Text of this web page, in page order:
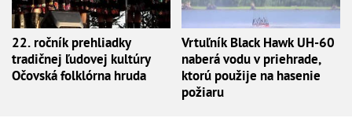
22. ročník prehliadky
tradičnej ľudovej kultúry
Očovská folklórna hruda
Vrtuľník Black Hawk UH-60
naberá vodu v priehrade,
ktorú použije na hasenie
požiaru